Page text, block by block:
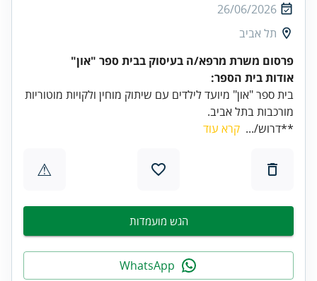
26/06/2026
תל אביב
פרסום משרת מרפא/ה בעיסוק בבית ספר "און"
אודות בית הספר:
בית ספר "און" מיועד לילדים עם שיתוק מוחין ולקויות מוטוריות
מורכבות בתל אביב.
**דרוש/... קרא עוד
⚠
הגש מועמדות